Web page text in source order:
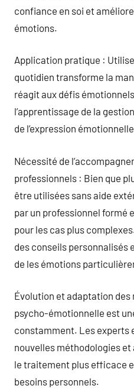
confiance en soi et
émotions.
Application pratique :
quotidien transforme la
réagit aux défis
l’apprentissage de la
de l’expression
Nécessité de
professionnels : Bien que
être utilisées sans aide
par un professionnel formé
pour les cas plus
des conseils personnalisés
de les émotions
Évolution et adaptation
psycho-émotionnelle est
constamment. Les experts
nouvelles méthodologies
le traitement plus efficace
besoins personnels.